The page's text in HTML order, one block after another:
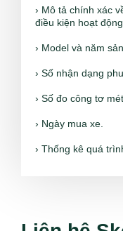
› Mô tả chính xác
điều kiện hoạt động.
› Model và năm
› Số nhận dạng
› Số đo công tơ
› Ngày mua xe.
› Thống kê quá